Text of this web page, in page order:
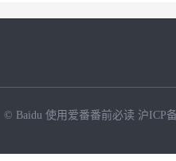
© Baidu 使用爱番番前必读 沪ICP